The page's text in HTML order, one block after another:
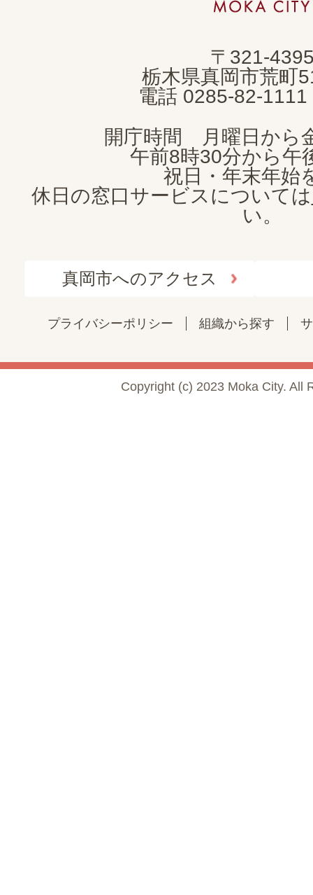
市
CITY
〒321-
栃木県真岡市荒町
電話 0285-82-1111
開庁時間 月曜日から
午前8時30分から午
祝日・年末年始
休日の窓口サービスについては
い。
真岡市へのアクセス
プライバシーポリシー 組織から探す
Copyright (c) 2023 Moka City. All